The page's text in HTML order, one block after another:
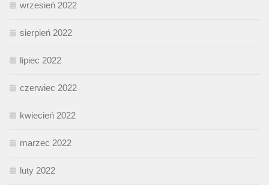
wrzesień 2022
sierpień 2022
lipiec 2022
czerwiec 2022
kwiecień 2022
marzec 2022
luty 2022